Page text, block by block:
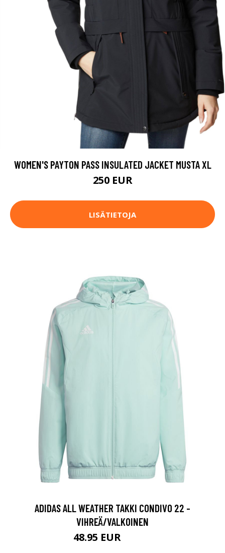
WOMEN'S PAYTON PASS INSULATED JACKET MUSTA XL
250 EUR
LISÄTIETOJA
ADIDAS ALL WEATHER TAKKI CONDIVO 22 -
VIHREÄ/VALKOINEN
48.95 EUR